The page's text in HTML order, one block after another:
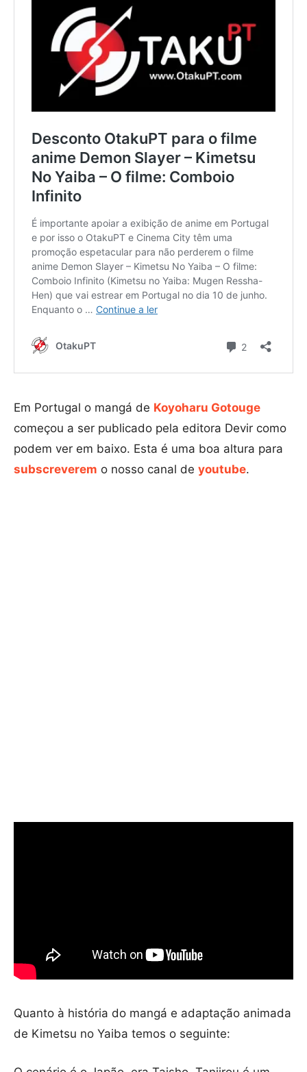
Em Portugal o mangá de Koyoharu Gotouge
começou a ser publicado pela editora Devir como
podem ver em baixo. Esta é uma boa altura para
subscreverem o nosso canal de youtube.
Quanto à história do mangá e adaptação animada
de Kimetsu no Yaiba temos o seguinte: